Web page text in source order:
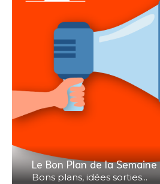
Le Bon Plan de la Semaine
Bons plans, idées sorties...